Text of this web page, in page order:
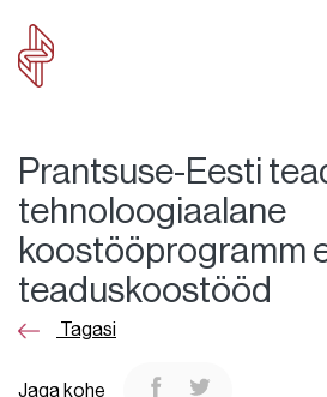
Prantsuse-Eesti
tehnoloogiaalane
koostööprogramm
teaduskoostööd
Tagasi
Jaga kohe